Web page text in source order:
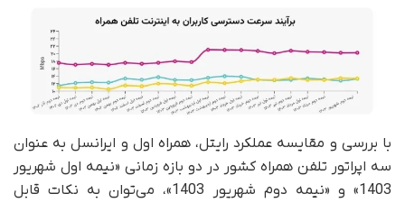
با بررسی و مقایسه عملکرد رایتل، همراه اول و ایرانسل به عنوان
سه اپراتور تلفن همراه کشور در دو بازه زمانی «نیمه اول شهریور
1403» و «نیمه دوم شهریور 1403»، می‌توان به نکات قابل